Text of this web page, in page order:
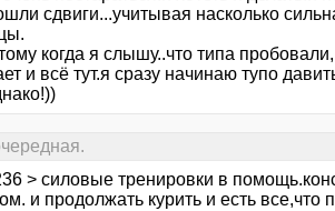
сдвиги...учитывая насколько
когда я слышу..что типа
и всё тут.я сразу начинаю тупо
> силовые тренировки в
и продолжать курить и есть все,что